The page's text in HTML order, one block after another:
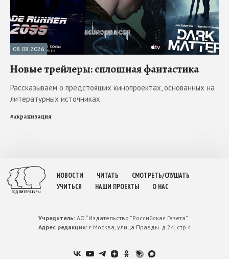
08.08.2026
Новые трейлеры: сплошная фантастика
Рассказываем о предстоящих кинопроектах, основанных на
литературных источниках
#экранизация
НОВОСТИ ЧИТАТЬ
СМОТРЕТЬ/СЛУШАТЬ
УЧИТЬСЯ
НАШИ ПРОЕКТЫ О НАС
Учредитель:АО “Издательство ”Российская Газета”
Адрес редакции:г.Москва, улица Правды. д.24, стр.4